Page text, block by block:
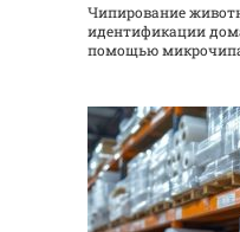
Чипирование
идентификации
помощью